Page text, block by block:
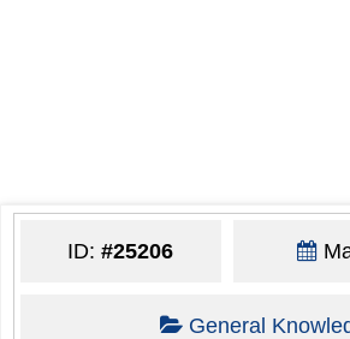
ID:#25206
General